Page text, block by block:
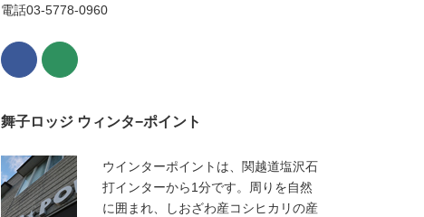
電話03-5778-0960
舞子ロッジ ウィンタ−ポイント
ウインターポイントは、関越道塩沢石
打インターから1分です。周りを自然
に囲まれ、しおざわ産コシヒカリの産